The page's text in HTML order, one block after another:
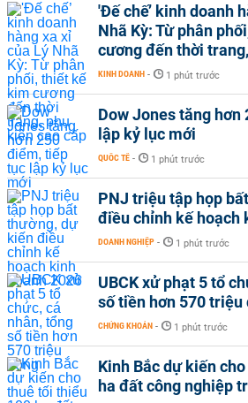
'Đế chế’ kinh doanh
Nhã Kỳ: Từ phân
cương đến thời
KINH DOANH - 1 phút trước
Dow Jones tăng
lập kỷ lục mới
QUỐC TẾ - 1 phút trước
PNJ triệu tập họp
điều chỉnh kế hoạch
DOANH NGHIỆP - 1 phút trước
UBCK xử phạt 5 tổ
số tiền hơn 570 triệu
CHỨNG KHOÁN - 1 phút trước
Kinh Bắc dự kiến
ha đất công nghiệp